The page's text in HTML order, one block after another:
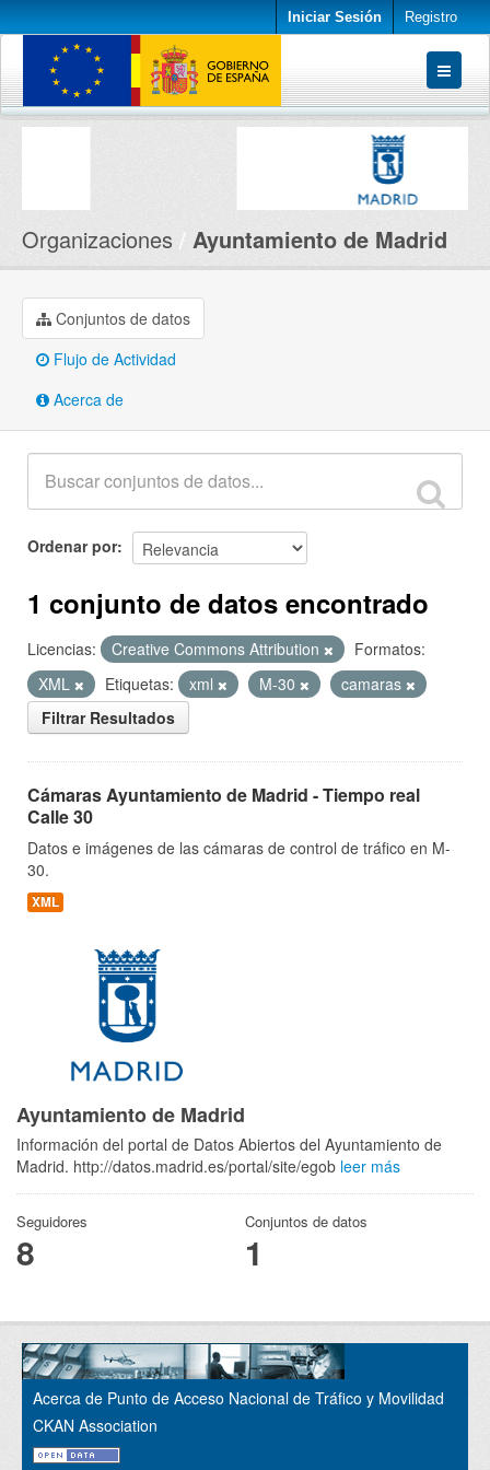
Iniciar Sesión Registro
Conjuntos de datos
Organizaciones Ayuntamiento de Madrid
Conjuntos de datos
Flujo de Actividad
Acerca de
Ordenar por
1 conjunto de datos encontrado
Licencias: Creative Commons Attribution
Formatos:
XML
Etiquetas: xml M-30
camaras
Filtrar Resultados
Cámaras Ayuntamiento de Madrid - Tiempo real
Calle 30
Datos e imágenes de las cámaras de control de tráfico en M-
30.
XML
Ayuntamiento de Madrid
Información del portal de Datos Abiertos del Ayuntamiento de
Madrid. http://datos.madrid.es/portal/site/egob leer más
Seguidores
8
Conjuntos de datos
1
Acerca de Punto de Acceso Nacional de Tráfico y Movilidad
CKAN Association